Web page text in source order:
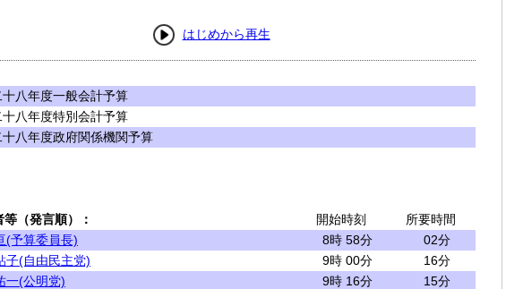
はじめから再生
八年度一般会計予算
八年度特別会計予算
八年度政府関係機関予算
（発言順）： 開始時刻
所要時間
(予算委員長)
8時 58分
02分
子(自由民主党)
9時 00分
16分
一(公明党)
9時 16分
15分